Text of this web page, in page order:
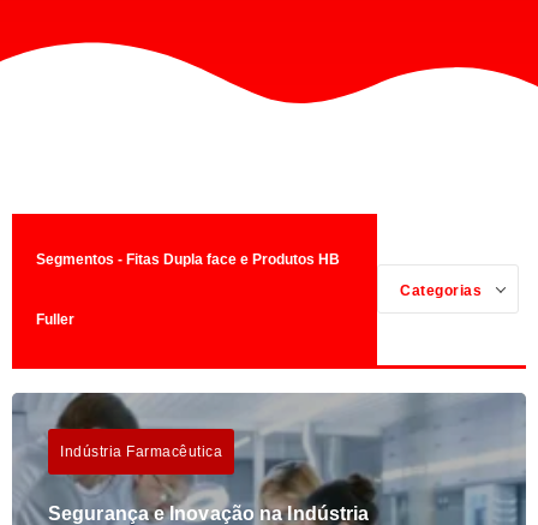
Segmentos - Fitas Dupla face e Produtos HB
Fuller
Categorias
Indústria Farmacêutica
Segurança e Inovação na Indústria